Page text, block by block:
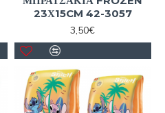
23Χ15CM 42-3057
3,50€